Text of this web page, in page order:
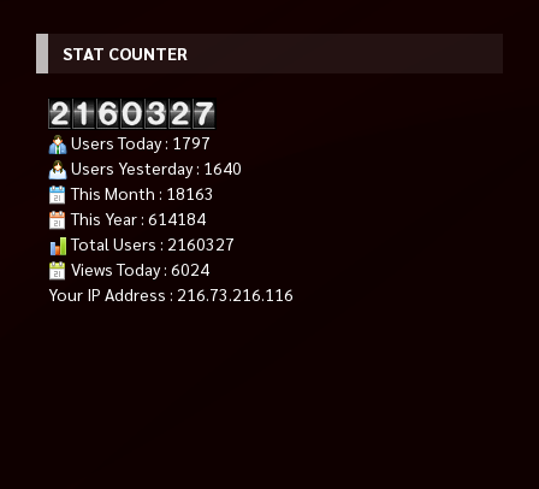
STAT COUNTER
Users Today : 1797
Users Yesterday : 1640
This Month : 18163
This Year : 614184
Total Users : 2160327
Views Today : 6024
Your IP Address : 216.73.216.116